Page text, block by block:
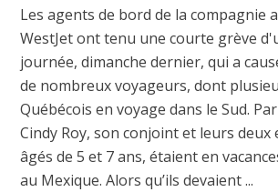
Les agents de bord de la compagnie
WestJet ont tenu une courte grève
journée, dimanche dernier, qui a
de nombreux voyageurs, dont
Québécois en voyage dans le Sud.
Cindy Roy, son conjoint et leurs deux
âgés de 5 et 7 ans, étaient en
au Mexique. Alors qu’ils devaient ...